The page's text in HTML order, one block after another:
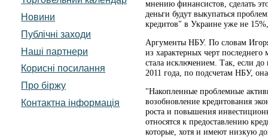
Новини
Публічні заходи
Наші партнери
Корисні посилання
Про біржу
Контактна інформація
мнению финансистов, сделать
деньги будут выкупаться
кредитов" в Украине уже не
Аргументы НБУ. По словам
из характерных черт
стала исключением. Так, если до
2011 года, по подсчетам НБУ,
"Накопленные проблемные
возобновление кредитования
роста и повышения
относятся к предоставлению
которые, хотя и имеют низкую